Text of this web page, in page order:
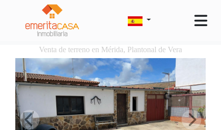
Venta de terreno en Mérida, Plantonal de Vera